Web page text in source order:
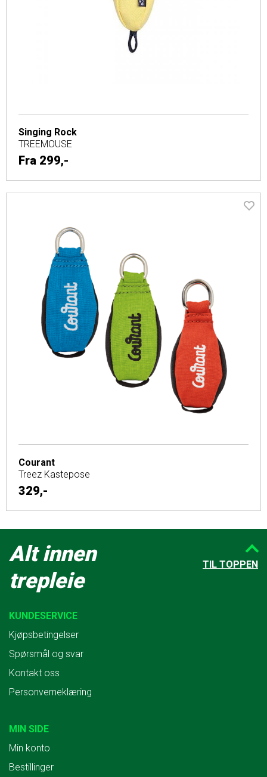
Singing Rock
TREEMOUSE
Fra 299,-
Courant
Treez Kastepose
329,-
Alt innen
trepleie
KUNDESERVICE
Kjøpsbetingelser
Spørsmål og svar
Kontakt oss
Personverneklæring
MIN SIDE
Min konto
Bestillinger
TIL TOPPEN